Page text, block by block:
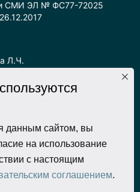
СМИ ЭЛ № ФС77-72025
Л.Ч.
для лиц старше 16 лет.
опубликованные на сайте,
законодательством
Любое использование
возможно только
«Крылья») и при строгом
сетевых ресурсов –
данным сайтом, вы
на использование
с настоящим
соглашением.